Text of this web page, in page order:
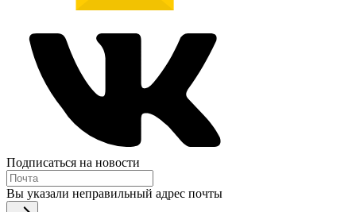
Подписаться на новости
Вы указали неправильный адрес почты